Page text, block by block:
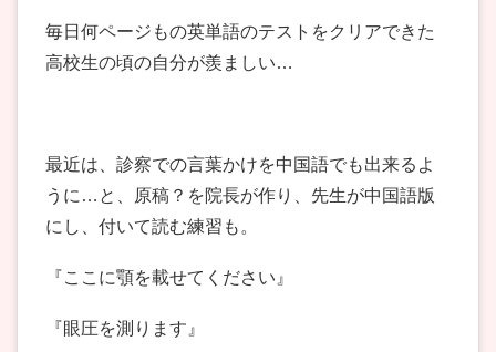
毎日何ページもの英単語のテストをクリアできた
高校生の頃の自分が羨ましい…
最近は、診察での言葉かけを中国語でも出来るよ
うに…と、原稿？を院長が作り、先生が中国語版
にし、付いて読む練習も。
『ここに顎を載せてください』
『眼圧を測ります』